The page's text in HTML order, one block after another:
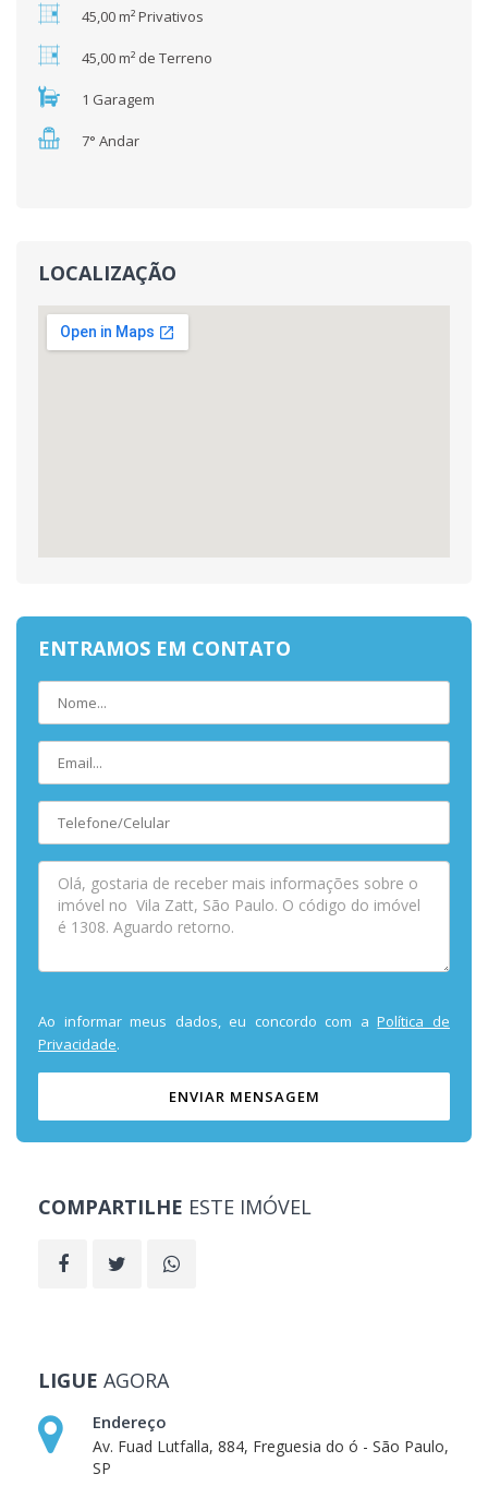
45,00 m² Privativos
45,00 m² de Terreno
1 Garagem
7° Andar
LOCALIZAÇÃO
ENTRAMOS EM CONTATO
Ao informar meus dados, eu concordo com aPolítica de
Privacidade.
ENVIAR MENSAGEM
COMPARTILHE ESTE IMÓVEL
LIGUE AGORA
Endereço
Av. Fuad Lutfalla, 884, Freguesia do ó - São Paulo,
SP